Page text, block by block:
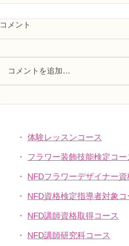
コメント
コメントを追加…
・ 体験レッスンコース
・ フラワー装飾技能検定コー
・ NFDフラワーデザイナー
・ NFD資格検定指導者対象
・ NFD講師資格取得コース
・ NFD講師研究科コース